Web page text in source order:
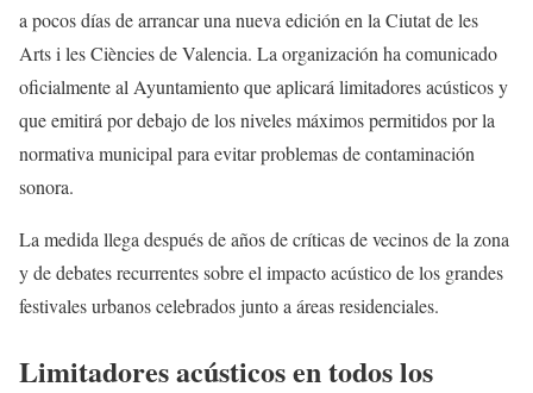
a pocos días de arrancar una nueva edición en la Ciutat de les
Arts i les Ciències de Valencia. La organización ha comunicado
oficialmente al Ayuntamiento que aplicará limitadores acústicos y
que emitirá por debajo de los niveles máximos permitidos por la
normativa municipal para evitar problemas de contaminación
sonora.
La medida llega después de años de críticas de vecinos de la zona
y de debates recurrentes sobre el impacto acústico de los grandes
festivales urbanos celebrados junto a áreas residenciales.
Limitadores acústicos en todos los